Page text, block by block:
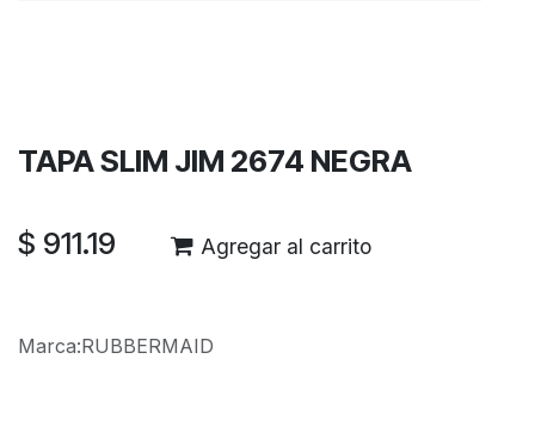
TAPA SLIM JIM 2674 NEGRA
$ 911.19 Agregar al carrito
Marca:RUBBERMAID